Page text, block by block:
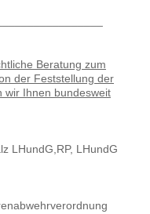
Beratung zum
der Feststellung der
wir Ihnen bundesweit
LHundG,RP, LHundG